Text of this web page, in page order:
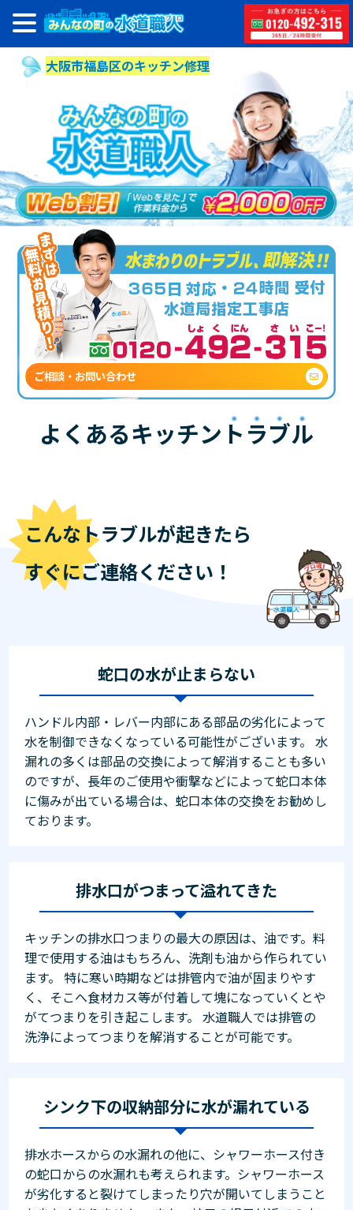
大阪市福島区のキッチン修理
ご相談・お問い合わせ
よくあるキッチン トラブル
こんなトラブルが起きたら
すぐにご連絡ください！
蛇口の水が止まらない
ハンドル内部・レバー内部にある部品の劣化によって
水を制御できなくなっている可能性がございます。 水
漏れの多くは部品の交換によって解消することも多い
のですが、長年のご使用や衝撃などによって蛇口本体
に傷みが出ている場合は、蛇口本体の交換をお勧めし
ております。
排水口がつまって溢れてきた
キッチンの排水口つまりの最大の原因は、油です。料
理で使用する油はもちろん、洗剤も油から作られてい
ます。 特に寒い時期などは排管内で油が固まりやす
く、そこへ食材カス等が付着して塊になっていくとや
がてつまりを引き起こします。 水道職人では排管の
洗浄によってつまりを解消することが可能です。
シンク下の収納部分に水が漏れている
排水ホースからの水漏れの他に、シャワーホース付き
の蛇口からの水漏れも考えられます。シャワーホース
が劣化すると裂けてしまったり穴が開いてしまうこと